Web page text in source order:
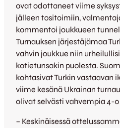
ovat odottaneet viime
jälleen tositoimiin,
kommentoi joukkueen
Turnauksen järjestäjämaa
vahvin joukkue niin
kotietunsakin puolesta.
kohtasivat Turkin vastaavan
viime kesänä Ukrainan
olivat selvästi vahvempia 4-
– Keskinäisessä